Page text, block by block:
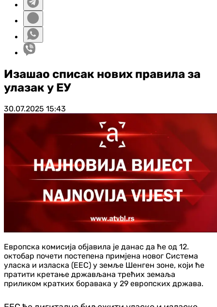
Изашао списак нових правила за
улазак у ЕУ
30.07.2025 15:43
Европска комисија објавила је данас да ће од 12.
октобар почети постепена примјена новог Система
уласка и изласка (ЕЕС) у земље Шенген зоне, који ће
пратити кретање држављана трећих земаља
приликом кратких боравака у 29 европских држава.